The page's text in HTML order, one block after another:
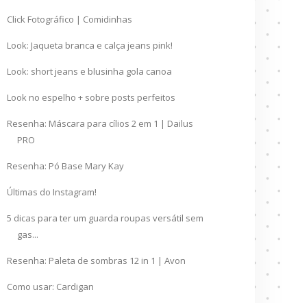
Click Fotográfico | Comidinhas
Look: Jaqueta branca e calça jeans pink!
Look: short jeans e blusinha gola canoa
Look no espelho + sobre posts perfeitos
Resenha: Máscara para cílios 2 em 1 | Dailus
PRO
Resenha: Pó Base Mary Kay
Últimas do Instagram!
5 dicas para ter um guarda roupas versátil sem
gas...
Resenha: Paleta de sombras 12 in 1 | Avon
Como usar: Cardigan